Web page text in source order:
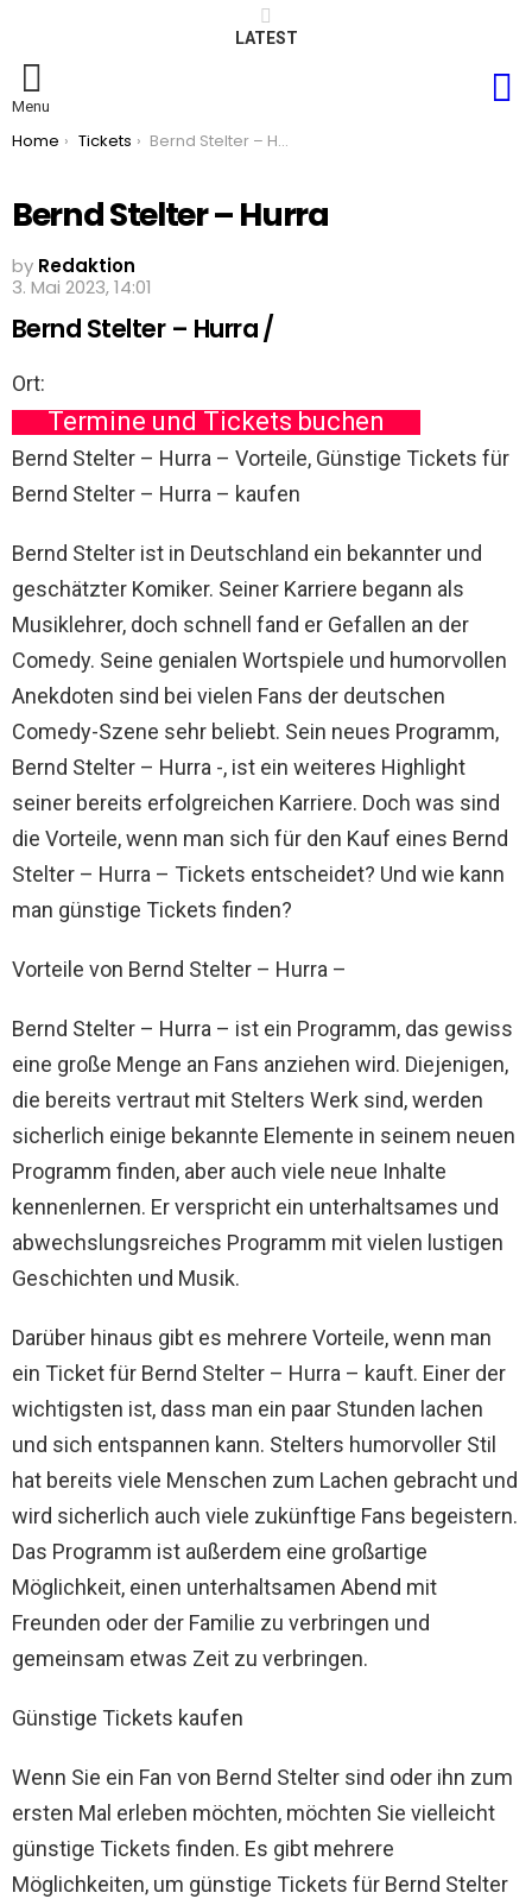
LATEST
Menu
You are here:
Home Tickets Bernd Stelter – Hurra
Bernd Stelter – Hurra
by Redaktion
3. Mai 2023, 14:01
Bernd Stelter – Hurra /
Ort:
Termine und Tickets buchen
Bernd Stelter – Hurra – Vorteile, Günstige Tickets für
Bernd Stelter – Hurra – kaufen
Bernd Stelter ist in Deutschland ein bekannter und
geschätzter Komiker. Seiner Karriere begann als
Musiklehrer, doch schnell fand er Gefallen an der
Comedy. Seine genialen Wortspiele und humorvollen
Anekdoten sind bei vielen Fans der deutschen
Comedy-Szene sehr beliebt. Sein neues Programm,
Bernd Stelter – Hurra -, ist ein weiteres Highlight
seiner bereits erfolgreichen Karriere. Doch was sind
die Vorteile, wenn man sich für den Kauf eines Bernd
Stelter – Hurra – Tickets entscheidet? Und wie kann
man günstige Tickets finden?
Vorteile von Bernd Stelter – Hurra –
Bernd Stelter – Hurra – ist ein Programm, das gewiss
eine große Menge an Fans anziehen wird. Diejenigen,
die bereits vertraut mit Stelters Werk sind, werden
sicherlich einige bekannte Elemente in seinem neuen
Programm finden, aber auch viele neue Inhalte
kennenlernen. Er verspricht ein unterhaltsames und
abwechslungsreiches Programm mit vielen lustigen
Geschichten und Musik.
Darüber hinaus gibt es mehrere Vorteile, wenn man
ein Ticket für Bernd Stelter – Hurra – kauft. Einer der
wichtigsten ist, dass man ein paar Stunden lachen
und sich entspannen kann. Stelters humorvoller Stil
hat bereits viele Menschen zum Lachen gebracht und
wird sicherlich auch viele zukünftige Fans begeistern.
Das Programm ist außerdem eine großartige
Möglichkeit, einen unterhaltsamen Abend mit
Freunden oder der Familie zu verbringen und
gemeinsam etwas Zeit zu verbringen.
Günstige Tickets kaufen
Wenn Sie ein Fan von Bernd Stelter sind oder ihn zum
ersten Mal erleben möchten, möchten Sie vielleicht
günstige Tickets finden. Es gibt mehrere
Möglichkeiten, um günstige Tickets für Bernd Stelter